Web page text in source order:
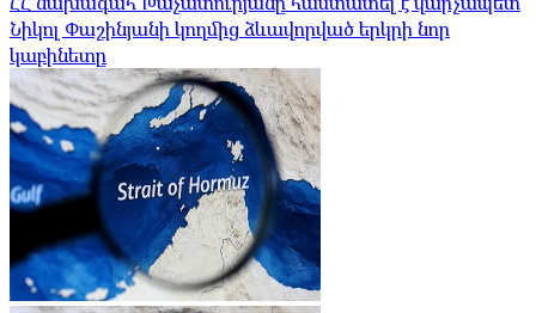
Նիկոլ Փաշինյանի կողմից ձևավորված երկրի նոր
կաբինետը